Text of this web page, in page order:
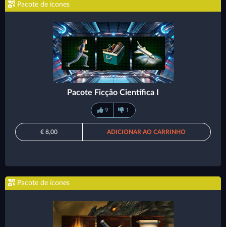
Pacote de ícones
Pacote Ficção Científica I
9 1
€ 8,00 ADICIONAR AO CARRINHO
Pacote de ícones